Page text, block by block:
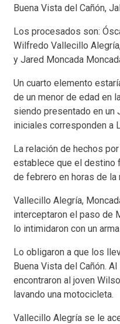
Buena Vista del Cañón,
Los procesados son:
Wilfredo Vallecillo
y Jared Moncada
Un cuarto elemento
de un menor de edad en
siendo presentado en un
iniciales corresponden a
La relación de hechos
establece que el destino
de febrero en horas de la
Vallecillo Alegría,
interceptaron el paso de
lo intimidaron con un arma
Lo obligaron a que los
Buena Vista del Cañón.
encontraron al joven
lavando una motocicleta.
Vallecillo Alegría se le